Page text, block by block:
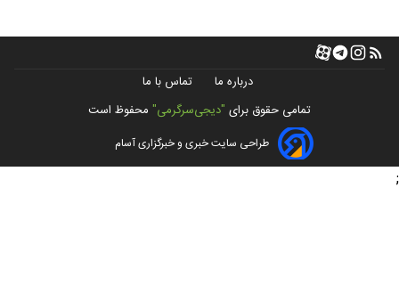
درباره ما
تماس با ما
تمامی حقوق برای "دیجی‌سرگرمی" محفوظ است
طراحی سایت خبری و خبرگزاری آسام
;